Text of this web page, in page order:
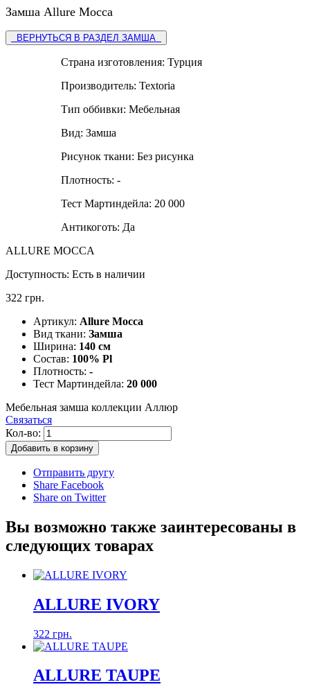
Замша Allure Mocca
ВЕРНУТЬСЯ В РАЗДЕЛ ЗАМША
Страна изготовления: Турция
Производитель: Textoria
Тип оббивки: Мебельная
Вид: Замша
Рисунок ткани: Без рисунка
Плотность: -
Тест Мартиндейла: 20 000
Антикоготь: Да
ALLURE MOCCA
Доступность: Есть в наличии
322 грн.
Артикул: Allure Mocca
Вид ткани: Замша
Ширина: 140 см
Состав: 100% Pl
Плотность: -
Тест Мартиндейла: 20 000
Мебельная замша коллекции Аллюр
Связаться
Кол-во:
Добавить в корзину
Отправить другу
Share Facebook
Share on Twitter
Вы возможно также заинтересованы в
следующих товарах
ALLURE IVORY
322 грн.
ALLURE TAUPE